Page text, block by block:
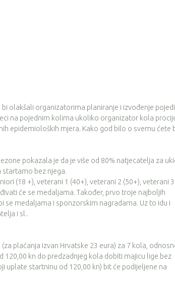
organizatorima planiranje i izvođenje
na pojednim kolima ukoliko organizator kola
epidemioloških mjera. Kako god bilo o svemu ćete
pokazala je da je više od 80% natjecatelja za
startamo bez njega.
(18 +), veterani 1 (40+), veterani 2 (50+), veterani 3
će se medaljama. Također, prvo troje najboljih
medaljama i sponzorskim nagradama. Uz to idu i
i sl..
plaćanja izvan Hrvatske 23 eura) za 7 kola,
120,00 kn do predzadnjeg kola dobiti majicu lige bez
uplate startninu od 120,00 kn) bit će podijeljene na